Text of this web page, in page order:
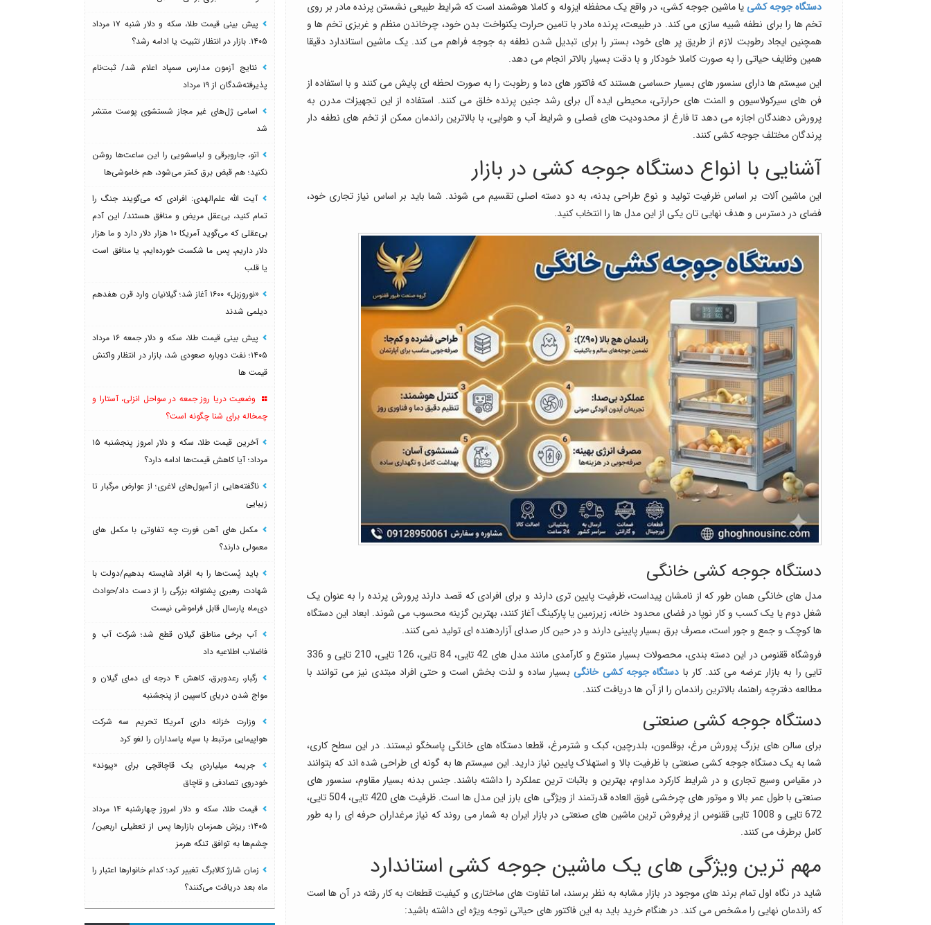
دستگاه جوجه کشییا ماشین جوجه کشی، در واقع یک محفظه ایزوله و کاملا هوشمند است که شرایط طبیعی نشستن پرنده مادر بر روی
تخم ها را برای نطفه شبیه سازی می کند. در طبیعت، پرنده مادر با تامین حرارت یکنواخت بدن خود، چرخاندن منظم و غریزی تخم ها و
همچنین ایجاد رطوبت لازم از طریق پر های خود، بستر را برای تبدیل شدن نطفه به جوجه فراهم می کند. یک ماشین استاندارد دقیقا
همین وظایف حیاتی را به صورت کاملا خودکار و با دقت بسیار بالاتر انجام می دهد.
این سیستم ها دارای سنسور های بسیار حساسی هستند که فاکتور های دما و رطوبت را به صورت لحظه ای پایش می کنند و با استفاده از
فن های سیرکولاسیون و المنت های حرارتی، محیطی ایده آل برای رشد جنین پرنده خلق می کنند. استفاده از این تجهیزات مدرن به
پرورش دهندگان اجازه می دهد تا فارغ از محدودیت های فصلی و شرایط آب و هوایی، با بالاترین راندمان ممکن از تخم های نطفه دار
پرندگان مختلف جوجه کشی کنند.
آشنایی با انواع دستگاه جوجه کشی در بازار
این ماشین آلات بر اساس ظرفیت تولید و نوع طراحی بدنه، به دو دسته اصلی تقسیم می شوند. شما باید بر اساس نیاز تجاری خود،
فضای در دسترس و هدف نهایی تان یکی از این مدل ها را انتخاب کنید.
دستگاه جوجه کشی خانگی
مدل های خانگی همان طور که از نامشان پیداست، ظرفیت پایین تری دارند و برای افرادی که قصد دارند پرورش پرنده را به عنوان یک
شغل دوم یا یک کسب و کار نوپا در فضای محدود خانه، زیرزمین یا پارکینگ آغاز کنند، بهترین گزینه محسوب می شوند. ابعاد این دستگاه
ها کوچک و جمع و جور است، مصرف برق بسیار پایینی دارند و در حین کار صدای آزاردهنده ای تولید نمی کنند.
فروشگاه ققنوس در این دسته بندی، محصولات بسیار متنوع و کارآمدی مانند مدل های 42 تایی، 84 تایی، 126 تایی، 210 تایی و 336
تایی را به بازار عرضه می کند. کار با دستگاه جوجه کشی خانگیبسیار ساده و لذت بخش است و حتی افراد مبتدی نیز می توانند با
مطالعه دفترچه راهنما، بالاترین راندمان را از آن ها دریافت کنند.
دستگاه جوجه کشی صنعتی
برای سالن های بزرگ پرورش مرغ، بوقلمون، بلدرچین، کبک و شترمرغ، قطعا دستگاه های خانگی پاسخگو نیستند. در این سطح کاری،
شما به یک دستگاه جوجه کشی صنعتی با ظرفیت بالا و استهلاک پایین نیاز دارید. این سیستم ها به گونه ای طراحی شده اند که بتوانند
در مقیاس وسیع تجاری و در شرایط کارکرد مداوم، بهترین و باثبات ترین عملکرد را داشته باشند. جنس بدنه بسیار مقاوم، سنسور های
صنعتی با طول عمر بالا و موتور های چرخشی فوق العاده قدرتمند از ویژگی های بارز این مدل ها است. ظرفیت های 420 تایی، 504 تایی،
672 تایی و 1008 تایی ققنوس از پرفروش ترین ماشین های صنعتی در بازار ایران به شمار می روند که نیاز مرغداران حرفه ای را به طور
کامل برطرف می کنند.
مهم ترین ویژگی های یک ماشین جوجه کشی استاندارد
شاید در نگاه اول تمام برند های موجود در بازار مشابه به نظر برسند، اما تفاوت های ساختاری و کیفیت قطعات به کار رفته در آن ها است
که راندمان نهایی را مشخص می کند. در هنگام خرید باید به این فاکتور های حیاتی توجه ویژه ای داشته باشید:
پیش بینی قیمت طلا، سکه و دلار شنبه ۱۷ مرداد
۱۴۰۵. بازار در انتظار تثبیت یا ادامه رشد؟
نتایج آزمون مدارس سمپاد اعلام شد/ ثبت‌نام
پذیرفته‌شدگان از ۱۹ مرداد
اسامی ژل‌های غیر مجاز شستشوی پوست منتشر
شد
اتو، جاروبرقی و لباسشویی را این ساعت‌ها روشن
نکنید؛ هم قبض برق کمتر می‌شود، هم خاموشی‌ها
آیت الله علم‌الهدی: افرادی که می‌گویند جنگ را
تمام کنید، بی‌عقل مریض و منافق هستند/ این آدم
بی‌عقلی که می‌گوید آمریکا ۱۰ هزار دلار دارد و ما هزار
دلار داریم، پس ما شکست خورده‌ایم، یا منافق است
یا قلب
«نوروزبل» ۱۶۰۰ آغاز شد؛ گیلانیان وارد قرن هفدهم
دیلمی شدند
پیش بینی قیمت طلا، سکه و دلار جمعه ۱۶ مرداد
۱۴۰۵؛ نفت دوباره صعودی شد، بازار در انتظار واکنش
قیمت ها
وضعیت دریا روز جمعه در سواحل انزلی، آستارا و
چمخاله برای شنا چگونه است؟
آخرین قیمت طلا، سکه و دلار امروز پنجشنبه ۱۵
مرداد؛ آیا کاهش قیمت‌ها ادامه دارد؟
ناگفته‌هایی از آمپول‌های لاغری؛ از عوارض مرگبار تا
زیبایی
مکمل های آهن فورت چه تفاوتی با مکمل های
معمولی دارند؟
باید پُست‌ها را به افراد شایسته بدهیم/دولت با
شهادت رهبری پشتوانه بزرگی را از دست داد/حوادث
دی‌ماه پارسال قابل فراموشی نیست
آب برخی مناطق گیلان قطع شد؛ شرکت آب و
فاضلاب اطلاعیه داد
رگبار، رعدوبرق، کاهش ۴ درجه ای دمای گیلان و
مواج شدن دریای کاسپین از پنجشنبه
وزارت خزانه داری آمریکا تحریم سه شرکت
هواپیمایی مرتبط با سپاه پاسداران را لغو کرد
جریمه میلیاردی یک قاچاقچی برای «پیوند»
خودروی تصادفی و قاچاق
قیمت طلا، سکه و دلار امروز چهارشنبه ۱۴ مرداد
۱۴۰۵؛ ریزش همزمان بازارها پس از تعطیلی اربعین/
چشم‌ها به توافق تنگه هرمز
زمان شارژ کالابرگ تغییر کرد؛ کدام خانوارها اعتبار را
ماه بعد دریافت می‌کنند؟